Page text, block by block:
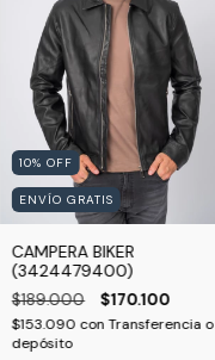
10% OFF
ENVÍO GRATIS
CAMPERA BIKER
(3424479400)
$189.000 $170.100
$153.090 con Transferencia o
depósito